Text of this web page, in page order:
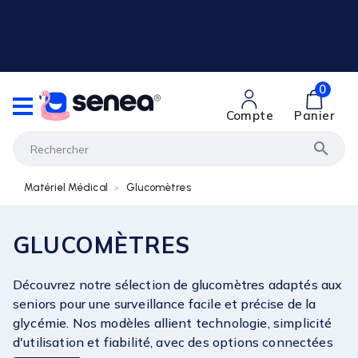

Compte
0
Panier
Matériel Médical Glucomètres
GLUCOMÈTRES
Découvrez notre sélection de glucomètres adaptés aux
seniors pour une surveillance facile et précise de la
glycémie. Nos modèles allient technologie, simplicité
d'utilisation et fiabilité, avec des options connectées